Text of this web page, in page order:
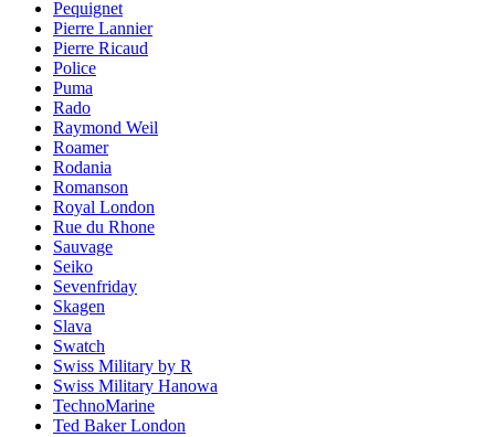
Pequignet
Pierre Lannier
Pierre Ricaud
Police
Puma
Rado
Raymond Weil
Roamer
Rodania
Romanson
Royal London
Rue du Rhone
Sauvage
Seiko
Sevenfriday
Skagen
Slava
Swatch
Swiss Military by R
Swiss Military Hanowa
TechnoMarine
Ted Baker London